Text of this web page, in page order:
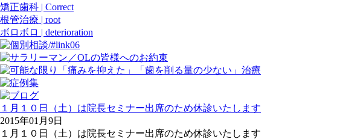
矯正歯科 | Correct
根管治療 | root
ボロボロ | deterioration
１月１０日（土）は院長セミナー出席のため休診いたします
2015年01月9日
１月１０日（土）は院長セミナー出席のため休診いたします